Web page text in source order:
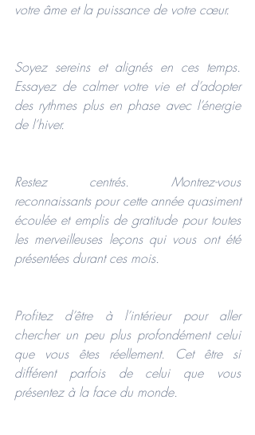
votre âme et la puissance de votre cœur.
Soyez sereins et alignés en ces temps.
Essayez de calmer votre vie et d’adopter
des rythmes plus en phase avec l’énergie
de l’hiver.
Restez centrés. Montrez-vous
reconnaissants pour cette année quasiment
écoulée et emplis de gratitude pour toutes
les merveilleuses leçons qui vous ont été
présentées durant ces mois.
Profitez d’être à l’intérieur pour aller
chercher un peu plus profondément celui
que vous êtes réellement. Cet être si
différent parfois de celui que vous
présentez à la face du monde.